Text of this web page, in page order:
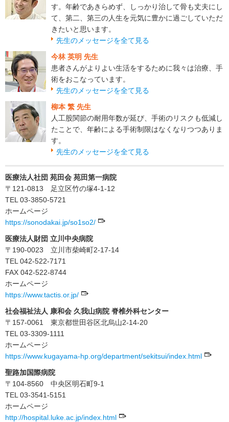
す。年齢であきらめず、しっかり治して骨も丈夫にし
て、第二、第三の人生を元気に豊かに過ごしていただ
きたいと思います。
先生のメッセージを全て見る
今林 英明 先生
患者さんがよりよい生活をするために我々は治療、手
術をおこなっています。
先生のメッセージを全て見る
柳本 繁 先生
人工股関節の耐用年数が延び、手術のリスクも低減し
たことで、年齢による手術制限はなくなりつつありま
す。
先生のメッセージを全て見る
医療法人社団 苑田会 苑田第一病院
〒121-0813 足立区竹の塚4-1-12
TEL 03-3850-5721
ホームページ
https://sonodakai.jp/so1so2/
医療法人財団 立川中央病院
〒190-0023 立川市柴崎町2-17-14
TEL 042-522-7171
FAX 042-522-8744
ホームページ
https://www.tactis.or.jp/
社会福祉法人 康和会 久我山病院 脊椎外科センター
〒157-0061 東京都世田谷区北烏山2-14-20
TEL 03-3309-1111
ホームページ
https://www.kugayama-hp.org/department/sekitsui/index.html
聖路加国際病院
〒104-8560 中央区明石町9-1
TEL 03-3541-5151
ホームページ
http://hospital.luke.ac.jp/index.html